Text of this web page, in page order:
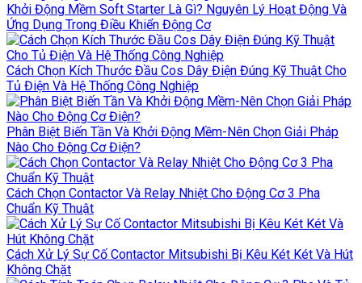
Khởi Động Mềm Soft Starter Là Gì? Nguyên Lý Hoạt Động Và
Ứng Dụng Trong Điều Khiển Động Cơ
Cách Chọn Kích Thước Đầu Cos Dây Điện Đúng Kỹ Thuật Cho
Tủ Điện Và Hệ Thống Công Nghiệp
Phân Biệt Biến Tần Và Khởi Động Mềm-Nên Chọn Giải Pháp
Nào Cho Động Cơ Điện?
Cách Chọn Contactor Và Relay Nhiệt Cho Động Cơ 3 Pha
Chuẩn Kỹ Thuật
Cách Xử Lý Sự Cố Contactor Mitsubishi Bị Kêu Két Két Và Hút
Không Chặt